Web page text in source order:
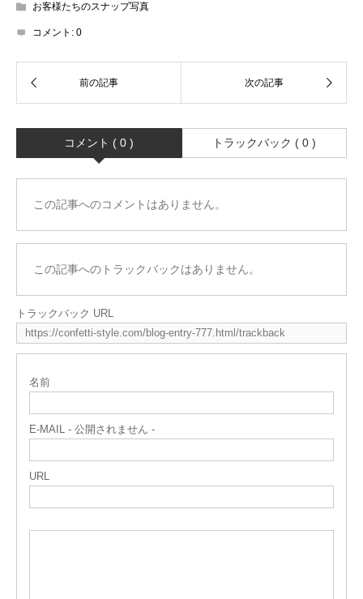
お客様たちのスナップ写真
コメント: 0
コメント ( 0 ) トラックバック ( 0 )
この記事へのコメントはありません。
この記事へのトラックバックはありません。
トラックバック URL
名前
E-MAIL - 公開されません -
URL